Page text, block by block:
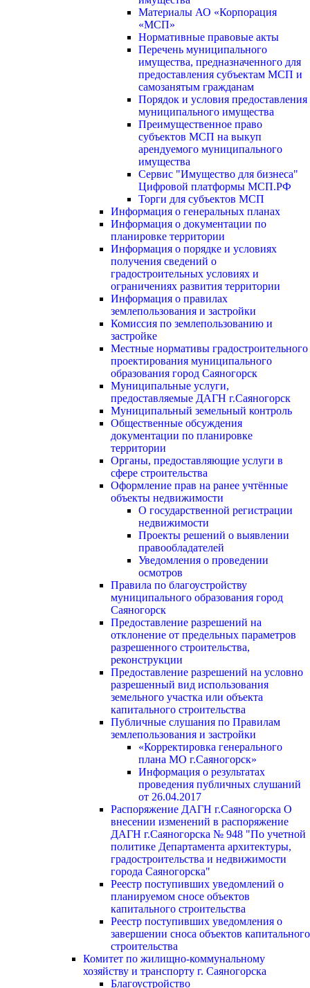
Материалы АО «Корпорация
«МСП»
Нормативные правовые акты
Перечень муниципального
имущества, предназначенного для
предоставления субъектам МСП и
самозанятым гражданам
Порядок и условия предоставления
муниципального имущества
Преимущественное право
субъектов МСП на выкуп
арендуемого муниципального
имущества
Сервис "Имущество для бизнеса"
Цифровой платформы МСП.РФ
Торги для субъектов МСП
Информация о генеральных планах
Информация о документации по
планировке территории
Информация о порядке и условиях
получения сведений о
градостроительных условиях и
ограничениях развития территории
Информация о правилах
землепользования и застройки
Комиссия по землепользованию и
застройке
Местные нормативы градостроительного
проектирования муниципального
образования город Саяногорск
Муниципальные услуги,
предоставляемые ДАГН г.Саяногорск
Муниципальный земельный контроль
Общественные обсуждения
документации по планировке
территории
Органы, предоставляющие услуги в
сфере строительства
Оформление прав на ранее учтённые
объекты недвижимости
О государственной регистрации
недвижимости
Проекты решений о выявлении
правообладателей
Уведомления о проведении
осмотров
Правила по благоустройству
муниципального образования город
Саяногорск
Предоставление разрешений на
отклонение от предельных параметров
разрешенного строительства,
реконструкции
Предоставление разрешений на условно
разрешенный вид использования
земельного участка или объекта
капитального строительства
Публичные слушания по Правилам
землепользования и застройки
«Корректировка генерального
плана МО г.Саяногорск»
Информация о результатах
проведения публичных слушаний
от 26.04.2017
Распоряжение ДАГН г.Саяногорска О
внесении изменений в распоряжение
ДАГН г.Саяногорска № 948 "По учетной
политике Департамента архитектуры,
градостроительства и недвижимости
города Саяногорска"
Реестр поступивших уведомлений о
планируемом сносе объектов
капитального строительства
Реестр поступивших уведомления о
завершении сноса объектов капитального
строительства
Комитет по жилищно-коммунальному
хозяйству и транспорту г. Саяногорска
Благоустройство